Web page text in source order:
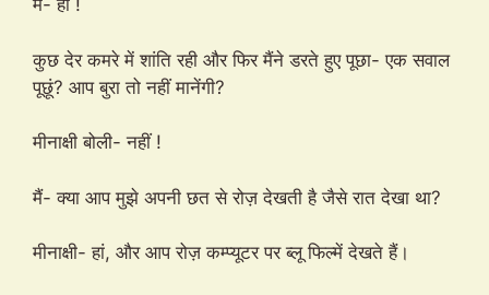
मैं- हां !
कुछ देर कमरे में शांति रही और फिर मैंने डरते हुए पूछा- एक सवाल
पूछूं? आप बुरा तो नहीं मानेंगी?
मीनाक्षी बोली- नहीं !
मैं- क्या आप मुझे अपनी छत से रोज़ देखती है जैसे रात देखा था?
मीनाक्षी- हां, और आप रोज़ कम्प्यूटर पर ब्लू फिल्में देखते हैं।